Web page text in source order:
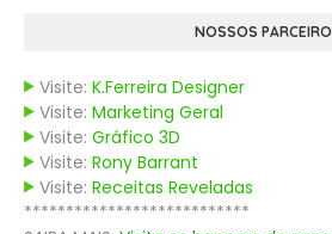
NOSSOS
Visite: K.Ferreira Designer
Visite: Marketing Geral
Visite: Gráfico 3D
Visite: Rony Barrant
Visite: Receitas Reveladas
***************************